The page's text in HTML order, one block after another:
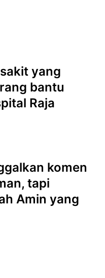
yang
bantu
Raja
komen
tapi
Amin yang